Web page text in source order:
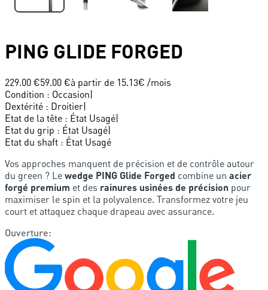
PING GLIDE FORGED
229.00 €59.00 €à partir de 15.13€ /mois
Condition : Occasion|
Dextérité : Droitier|
Etat de la tête : État Usagé|
Etat du grip : État Usagé|
Etat du shaft : État Usagé
Vos approches manquent de précision et de contrôle autour
du green ? Le wedge PING Glide Forged combine un acier
forgé premium et des rainures usinées de précision pour
maximiser le spin et la polyvalence. Transformez votre jeu
court et attaquez chaque drapeau avec assurance.
Ouverture: